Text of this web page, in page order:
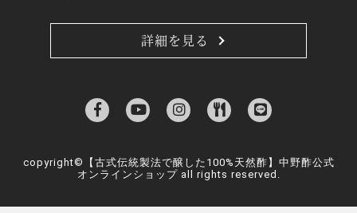
詳細を見る
copyright©【古式伝統製法で醸した100%天然酢】中野酢公式
オンラインショップ all rights reserved.